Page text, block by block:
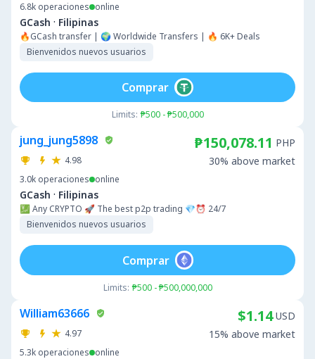
6.8k operaciones online
GCash · Filipinas
🔥GCash transfer | 🌍 Worldwide Transfers | 🔥 6K+ Deals
Bienvenidos nuevos usuarios
Limits: ₱500 - ₱500,000
Comprar
jung_jung5898
4.98
3.0k operaciones online
GCash · Filipinas
💹 Any CRYPTO 🚀 The best p2p trading 💎⏰ 24/7
Bienvenidos nuevos usuarios
₱150,078.11 PHP
30% above market
Limits: ₱500 - ₱500,000,000
Comprar
William63666
4.97
5.3k operaciones online
$1.14 USD
15% above market